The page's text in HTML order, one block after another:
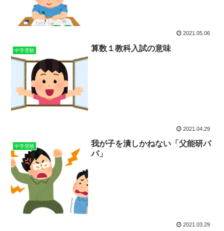
2021.05.06
中学受験 算数１教科入試の意味
2021.04.29
中学受験
我が子を潰しかねない「父能研パ
パ」
2021.03.29